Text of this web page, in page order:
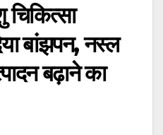
बांझपन, नस्ल
बढ़ाने का